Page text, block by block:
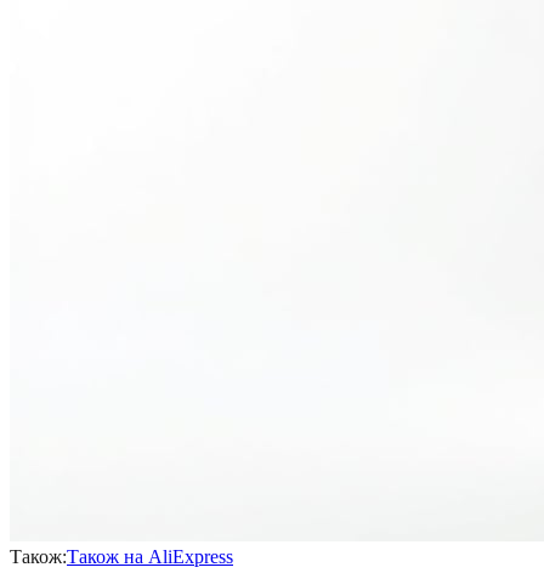
Також:Також на AliExpress